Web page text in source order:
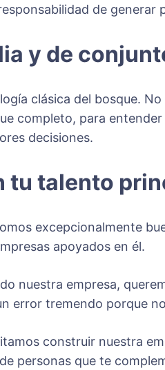
de generar
y de
clásica del bosque.
completo, para
decisiones.
tu talento
excepcionalmente
apoyados en él.
nuestra empresa,
error tremendo porque
construir nuestra
personas que te